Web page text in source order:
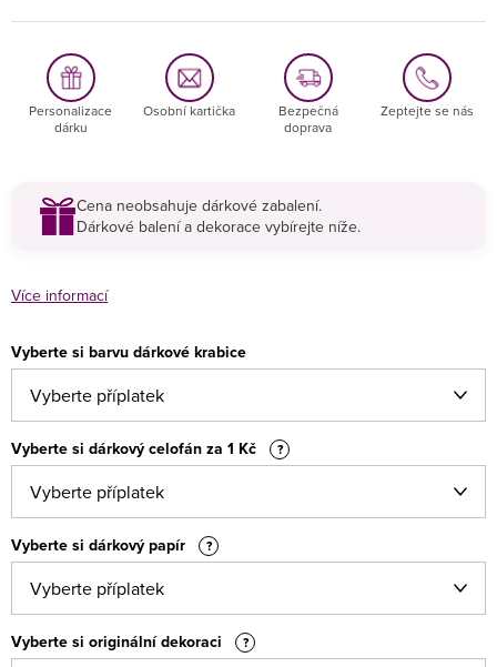
Personalizace
dárku
Osobní kartička
Bezpečná
doprava
Zeptejte se nás
Cena neobsahuje dárkové zabalení.
Dárkové balení a dekorace vybírejte níže.
Více informací
Vyberte si barvu dárkové krabice
Vyberte si dárkový celofán za 1 Kč ?
Vyberte si dárkový papír ?
Vyberte si originální dekoraci ?